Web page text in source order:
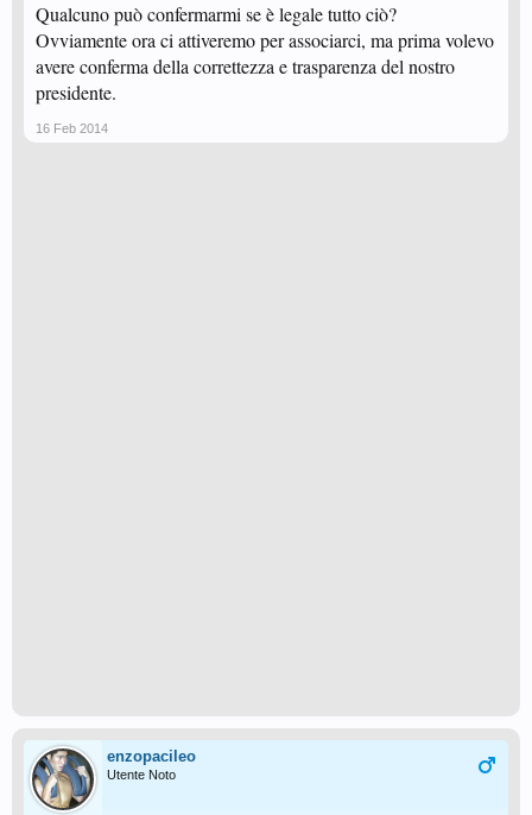
Qualcuno può confermarmi se è legale tutto ciò?
Ovviamente ora ci attiveremo per associarci, ma prima volevo
avere conferma della correttezza e trasparenza del nostro
presidente.
16 Feb 2014
enzopacileo
Utente Noto